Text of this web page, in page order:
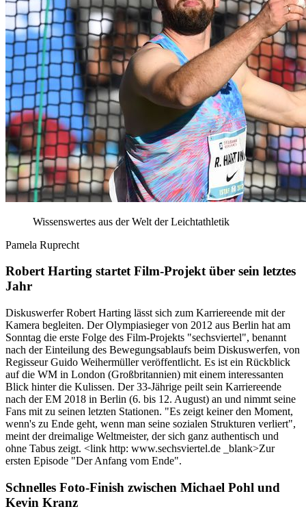
Wissenswertes aus der Welt der Leichtathletik
Pamela Ruprecht
Robert Harting startet Film-Projekt über sein letztes
Jahr
Diskuswerfer Robert Harting lässt sich zum Karriereende mit der
Kamera begleiten. Der Olympiasieger von 2012 aus Berlin hat am
Sonntag die erste Folge des Film-Projekts "sechsviertel", benannt
nach der Einteilung des Bewegungsablaufs beim Diskuswerfen, von
Regisseur Guido Weihermüller veröffentlicht. Es ist ein Rückblick
auf die WM in London (Großbritannien) mit einem interessanten
Blick hinter die Kulissen. Der 33-Jährige peilt sein Karriereende
nach der EM 2018 in Berlin (6. bis 12. August) an und nimmt seine
Fans mit zu seinen letzten Stationen. "Es zeigt keiner den Moment,
wenn's zu Ende geht, wenn man seine sozialen Strukturen verliert",
meint der dreimalige Weltmeister, der sich ganz authentisch und
ohne Tabus zeigt. <link http: www.sechsviertel.de _blank>Zur
ersten Episode "Der Anfang vom Ende".
Schnelles Foto-Finish zwischen Michael Pohl und
Kevin Kranz